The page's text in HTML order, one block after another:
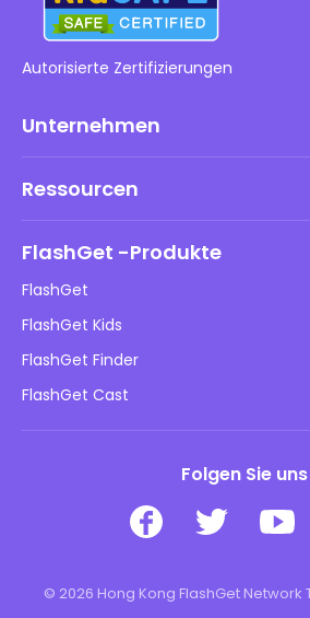
Autorisierte Zertifizierungen
Unternehmen
DMCA-Richtlinie
Datenschutzrichtlinie
Werberichtlinien
Meine Daten nicht verkaufen
Ressourcen
Blog
Online -Sicherheit von Kindern
Herunterladen
FlashGet -Produkte
FlashGet
FlashGet Kids
FlashGet Finder
FlashGet Cast
Folgen Sie uns
© 2026 Hong Kong FlashGet Network